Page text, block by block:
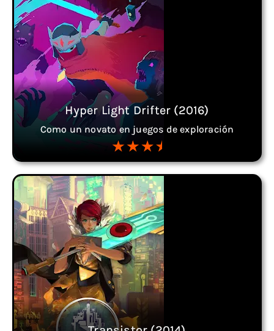
Hyper Light Drifter (2016)
Como un novato en juegos de exploración